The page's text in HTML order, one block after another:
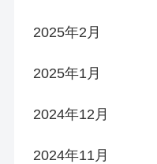
2025年2月
2025年1月
2024年12月
2024年11月